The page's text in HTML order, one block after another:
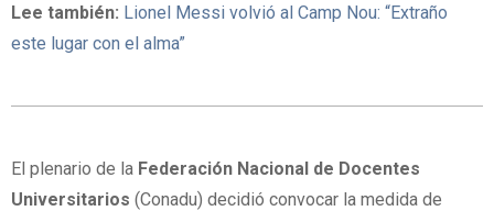
Lee también: Lionel Messi volvió al Camp Nou: “Extraño
este lugar con el alma”
El plenario de la Federación Nacional de Docentes
Universitarios (Conadu) decidió convocar la medida de